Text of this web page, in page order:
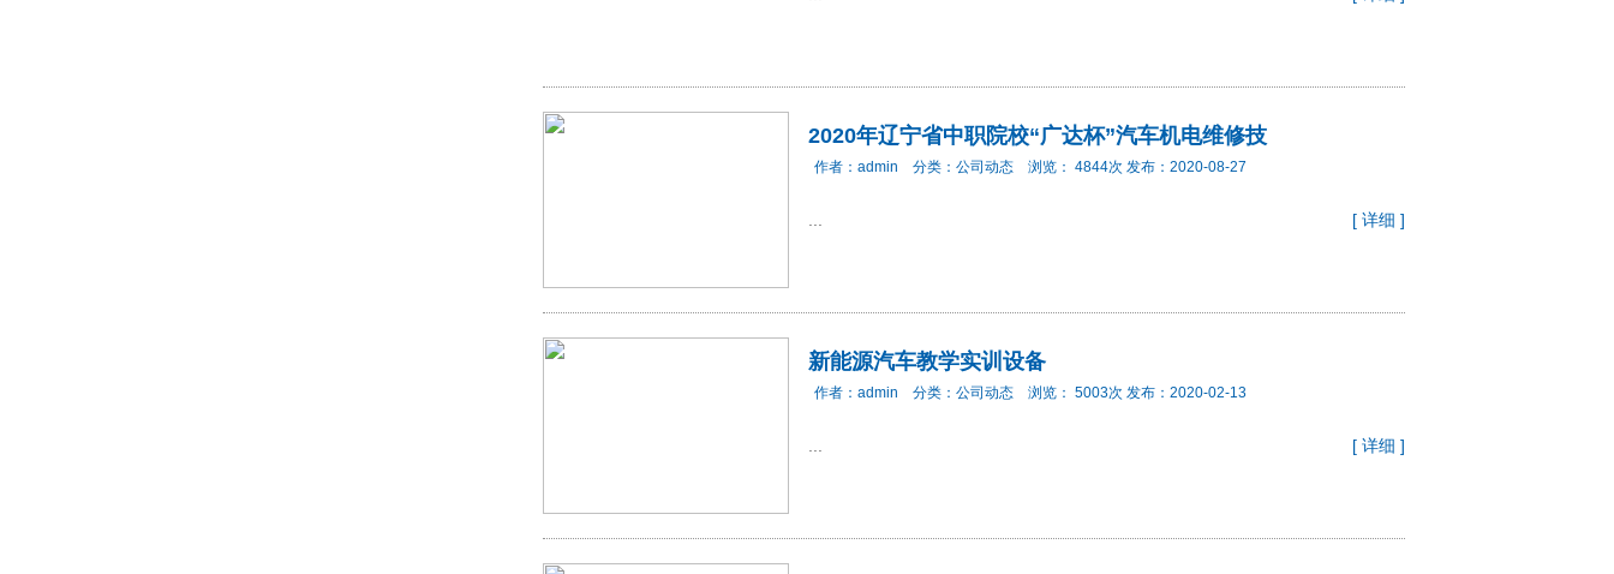
2020年辽宁省中职院校“广达杯”汽车机电维修技
作者： admin 分类： 公司动态 浏览： 4844次 发布： 2020-08-27
[ 详细 ]
新能源汽车教学实训设备
作者： admin 分类： 公司动态 浏览： 5003次 发布： 2020-02-13
[ 详细 ]